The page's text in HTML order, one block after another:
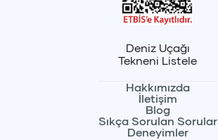
Deniz Uçağı
Tekneni Listele
Hakkımızda
İletişim
Blog
Sıkça Sorulan Sorular
Deneyimler